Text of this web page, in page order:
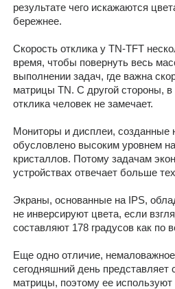
результате чего искажаются
бережнее.
Скорость отклика у TN-TFT
время, чтобы повернуть весь
выполнении задач, где важна
матрицы TN. С другой стороны,
отклика человек не замечает.
Мониторы и дисплеи, созданные
обусловлено высоким уровнем
кристаллов. Потому задачам
устройствах отвечает больше
Экраны, основанные на IPS,
не инверсируют цвета, если
составляют 178 градусов как по
Еще одно отличие,
сегодняшний день
матрицы, поэтому ее